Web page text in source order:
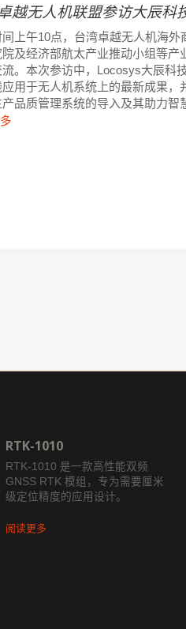
越无人机联盟参访大辰科
间上午10点，台湾卓越无人机海
院及经济部航太产业推动小组等
。本次参访中，Locosys大辰科
应用于无人机系统上的最新成果
品质管理系统的导入及其助力智
RTK-1010
RTK-1010 是一款高性能双频
GNSS RTK 模组，专为需要厘米
级定位精度的应用设计。
阅读更多